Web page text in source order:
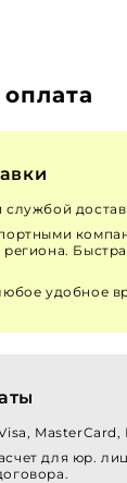
службой
удобное
для юр.